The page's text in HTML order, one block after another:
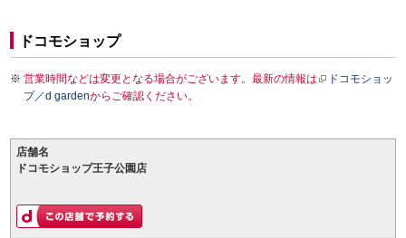
ドコモショップ
営業時間などは変更となる場合がございます。最新の情報は
ドコモショッ
プ／d gardenからご確認ください。
店舗名
ドコモショップ王子公園店